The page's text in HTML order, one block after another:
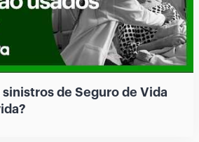
sinistros de Seguro de Vida